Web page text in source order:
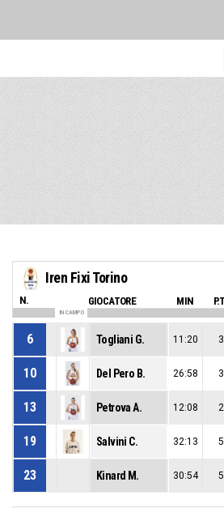
Iren Fixi Torino
N. GIOCATORE MIN
IN CAMPO
6 Togliani G. 11:20 3
10 Del Pero B. 26:58 3
13 Petrova A. 12:08 2
19 Salvini C. 32:13 5
23 Kinard M. 30:54 5